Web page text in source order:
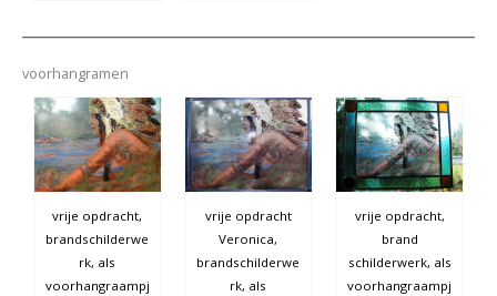
voorhangramen
vrije opdracht,
brandschilderwe
rk, als
voorhangraampj
vrije opdracht
Veronica,
brandschilderwe
rk, als
vrije opdracht,
brand
schilderwerk, als
voorhangraampj